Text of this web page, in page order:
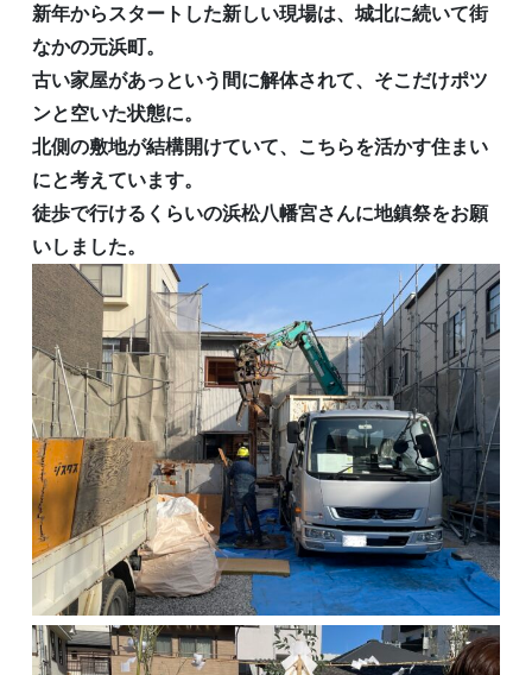
新年からスタートした新しい現場は、城北に続いて街
なかの元浜町。
古い家屋があっという間に解体されて、そこだけポツ
ンと空いた状態に。
北側の敷地が結構開けていて、こちらを活かす住まい
にと考えています。
徒歩で行けるくらいの浜松八幡宮さんに地鎮祭をお願
いしました。